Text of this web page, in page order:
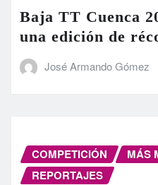
Baja TT Cuenca
una edición de
José Armando Gómez
COMPETICIÓN
MÁS
REPORTAJES